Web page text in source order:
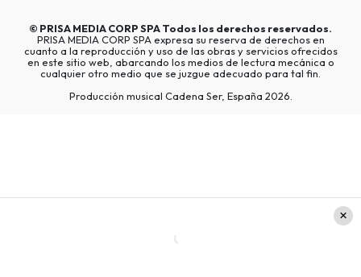
© PRISA MEDIA CORP SPATodos los derechos reservados.
PRISA MEDIA CORP SPA expresa su reserva de derechos en
cuanto a la reproducción y uso de las obras y servicios ofrecidos
en este sitio web, abarcando los medios de lectura mecánica o
cualquier otro medio que se juzgue adecuado para tal fin.
Producción musical Cadena Ser, España 2026.